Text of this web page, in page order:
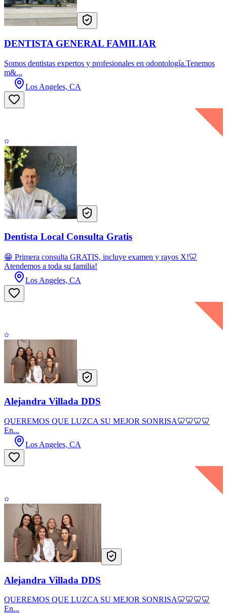
DENTISTA GENERAL FAMILIAR
Somos dentistas expertos y profesionales en odontología.Tenemos
m&...
Los Angeles, CA
Dentista Local Consulta Gratis
😁 Primera consulta GRATIS, incluye examen y rayos X!🦷
Atendemos a toda su familia!
Los Angeles, CA
Alejandra Villada DDS
QUEREMOS QUE LUZCA SU MEJOR SONRISA🦷🦷🦷🦷
En...
Los Angeles, CA
Alejandra Villada DDS
QUEREMOS QUE LUZCA SU MEJOR SONRISA🦷🦷🦷🦷
En...